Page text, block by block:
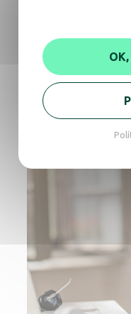
Purificadores de aire
Leer más